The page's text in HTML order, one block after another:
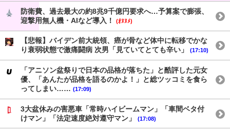
防衛費、過去最大の約8兆9千億円要求へ…予算案で膨張、
迎撃用無人機・AIなど導入！
(ｵﾇﾇﾒ)
【悲報】バイデン前大統領、癌が骨など体中に転移でかな
り衰弱状態で激痛闘病 次男「見ていてとても辛い」
(17:10)
「アニソン盆祭りで日本の品格が落ちた」と酷評した元女
優、「あんたが品格を語るのかよ！」と総ツッコミを食ら
ってしまい…… (17:09)
3大盆休みの害悪車「常時ハイビームマン」「車間ベタ付
けマン」「法定速度絶対遵守マン」
(17:08)